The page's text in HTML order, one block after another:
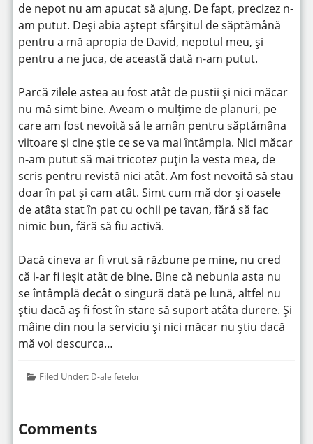
de nepot nu am apucat să ajung. De fapt, precizez n-
am putut. Deși abia aștept sfârșitul de săptămână
pentru a mă apropia de David, nepotul meu, și
pentru a ne juca, de această dată n-am putut.
Parcă zilele astea au fost atât de pustii și nici măcar
nu mă simt bine. Aveam o mulțime de planuri, pe
care am fost nevoită să le amân pentru săptămâna
viitoare și cine știe ce se va mai întâmpla. Nici măcar
n-am putut să mai tricotez puțin la vesta mea, de
scris pentru revistă nici atât. Am fost nevoită să stau
doar în pat și cam atât. Simt cum mă dor și oasele
de atâta stat în pat cu ochii pe tavan, fără să fac
nimic bun, fără să fiu activă.
Dacă cineva ar fi vrut să răzbune pe mine, nu cred
că i-ar fi ieșit atât de bine. Bine că nebunia asta nu
se întâmplă decât o singură dată pe lună, altfel nu
știu dacă aș fi fost în stare să suport atâta durere. Și
mâine din nou la serviciu și nici măcar nu știu dacă
mă voi descurca…
Filed Under: D-ale fetelor
Comments